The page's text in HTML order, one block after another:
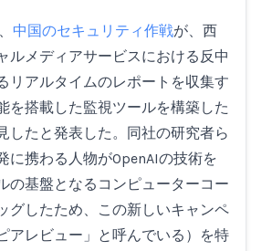
中国のセキュリティ作戦が、西
ルメディアサービスにおける反中
リアルタイムのレポートを収集す
を搭載した監視ツールを構築した
したと発表した。同社の研究者ら
に携わる人物がOpenAIの技術を
の基盤となるコンピューターコー
グしたため、この新しいキャンペ
アレビュー」と呼んでいる）を特